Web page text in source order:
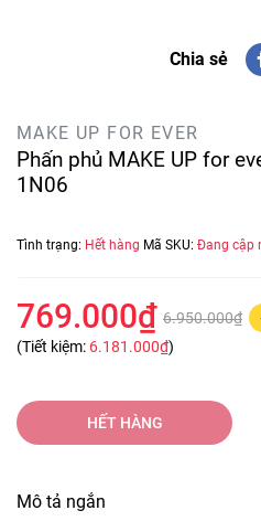
Chia sẻ
MAKE UP FOR EVER
Phấn phủ MAKE UP for
1N06
Tình trạng: Hết hàng Mã SKU: Đang cập
769.000₫ 6.950.000₫
(Tiết kiệm: 6.181.000₫)
HẾT HÀNG
Mô tả ngắn